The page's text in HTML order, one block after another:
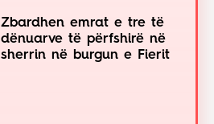
Zbardhen emrat e tre të
dënuarve të përfshirë në
sherrin në burgun e Fierit